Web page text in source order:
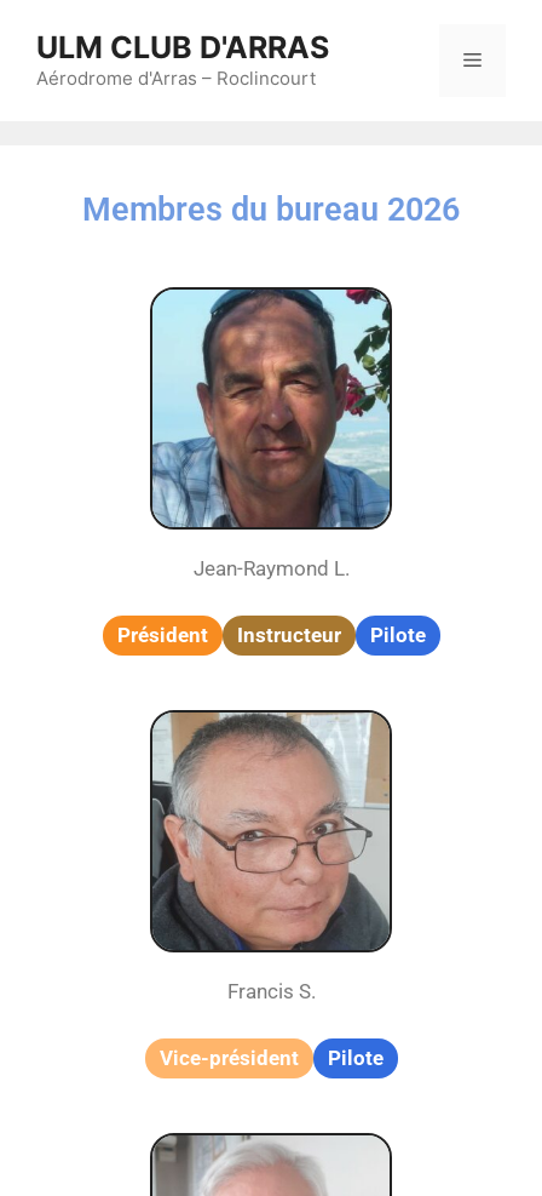
ULM CLUB D'ARRAS
Aérodrome d'Arras – Roclincourt
Membres du bureau 2026
Jean-Raymond L.
Président Instructeur Pilote
Francis S.
Vice-président Pilote